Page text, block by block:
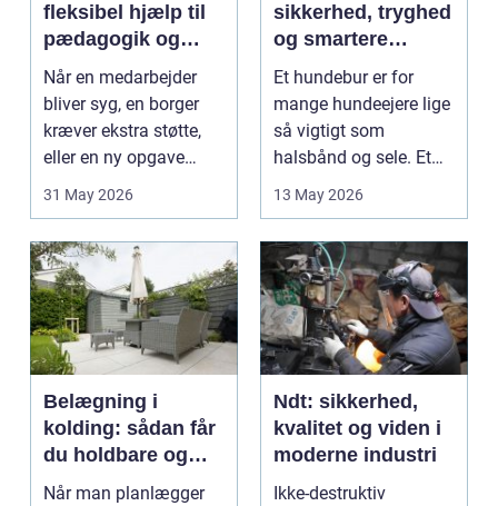
fleksibel hjælp til
pædagogik og
sundhed
Når en medarbejder
bliver syg, en borger
kræver ekstra støtte,
eller en ny opgave
opstår fra dag til...
31 May 2026
sikkerhed, tryghed
og smartere
hverdag med hund
Et hundebur er for
mange hundeejere lige
så vigtigt som
halsbånd og sele. Et
godt bur gi...
13 May 2026
Belægning i
kolding: sådan får
du holdbare og
flotte udearealer
Når man planlægger
Ndt: sikkerhed,
kvalitet og viden i
moderne industri
Ikke-destruktiv